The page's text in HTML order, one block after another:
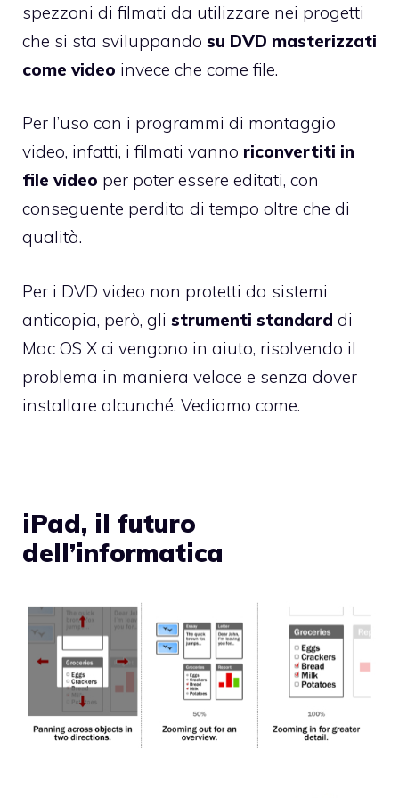
spezzoni di filmati da utilizzare nei progetti
che si sta sviluppando su DVD masterizzati
come video invece che come file.
Per l’uso con i programmi di montaggio
video, infatti, i filmati vanno riconvertiti in
file video per poter essere editati, con
conseguente perdita di tempo oltre che di
qualità.
Per i DVD video non protetti da sistemi
anticopia, però, gli strumenti standard di
Mac OS X ci vengono in aiuto, risolvendo il
problema in maniera veloce e senza dover
installare alcunché. Vediamo come.
iPad, il futuro
dell’informatica